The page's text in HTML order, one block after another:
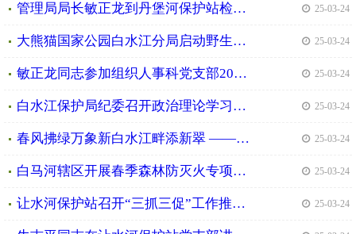
管理局局长敏正龙到丹堡河保护站检查指导昆虫标本管理工作 | 25-03-24
大熊猫国家公园白水江分局启动野生动物调查监测项目 | 25-03-24
敏正龙同志参加组织人事科党支部2024年度组织生活会 | 25-03-24
白水江保护局纪委召开政治理论学习暨工作推进会 | 25-03-24
春风拂绿万象新白水江畔添新翠 ——大熊猫国家公园白水江分局开展春季义务植树活动 | 25-03-24
白马河辖区开展春季森林防灭火专项行动 | 25-03-24
让水河保护站召开“三抓三促”工作推进会推动重点工作落实与能力提升 | 25-03-24